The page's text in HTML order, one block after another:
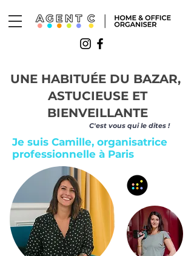
UNE HABITUÉE DU BAZAR,
ASTUCIEUSE ET
BIENVEILLANTE
C'est vous qui le dites !
Je suis Camille, organisatrice
professionnelle à Paris